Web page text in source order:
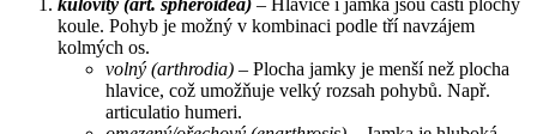
kulovitý (art. spheroidea) – Hlavice i jamka jsou části plochy
koule. Pohyb je možný v kombinaci podle tří navzájem
kolmých os.
volný (arthrodia) – Plocha jamky je menší než plocha
hlavice, což umožňuje velký rozsah pohybů. Např.
articulatio humeri.